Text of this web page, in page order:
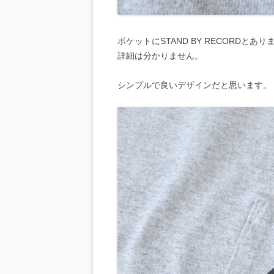
ポケットにSTAND BY RECORDとあり
詳細は分かりません。
シンプルで良いデザインだと思います。